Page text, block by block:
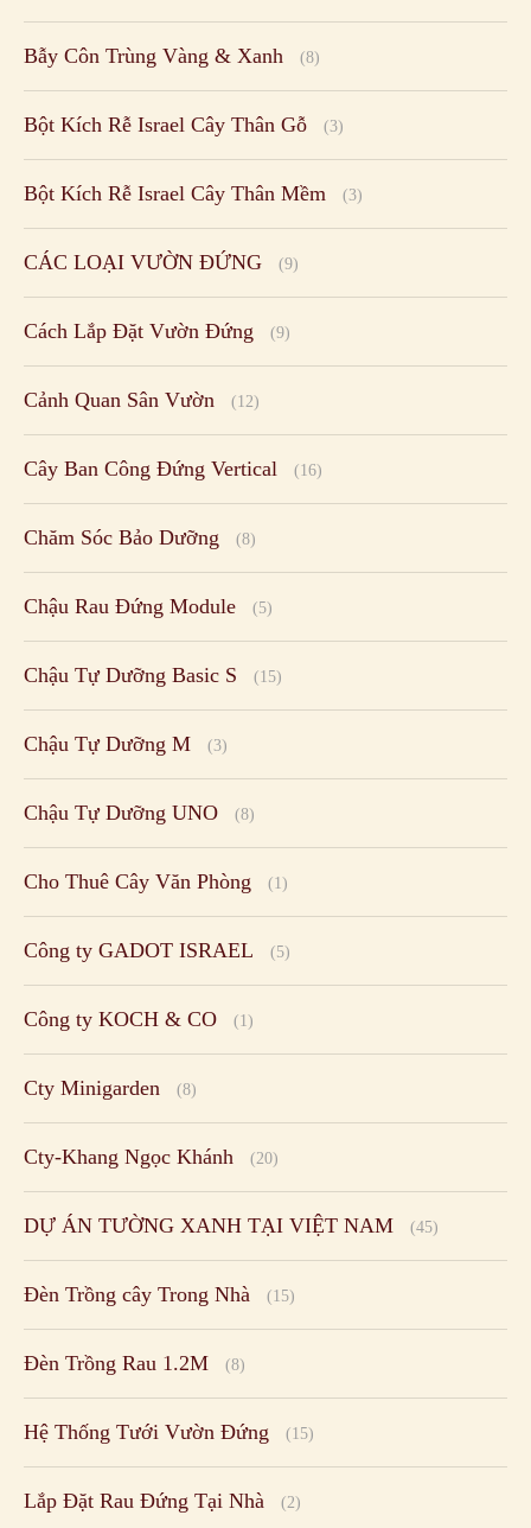
Bẫy Côn Trùng Vàng & Xanh (8)
Bột Kích Rễ Israel Cây Thân Gỗ (3)
Bột Kích Rễ Israel Cây Thân Mềm (3)
CÁC LOẠI VƯỜN ĐỨNG (9)
Cách Lắp Đặt Vườn Đứng (9)
Cảnh Quan Sân Vườn (12)
Cây Ban Công Đứng Vertical (16)
Chăm Sóc Bảo Dưỡng (8)
Chậu Rau Đứng Module (5)
Chậu Tự Dưỡng Basic S (15)
Chậu Tự Dưỡng M (3)
Chậu Tự Dưỡng UNO (8)
Cho Thuê Cây Văn Phòng (1)
Công ty GADOT ISRAEL (5)
Công ty KOCH & CO (1)
Cty Minigarden (8)
Cty-Khang Ngọc Khánh (20)
DỰ ÁN TƯỜNG XANH TẠI VIỆT NAM (45)
Đèn Trồng cây Trong Nhà (15)
Đèn Trồng Rau 1.2M (8)
Hệ Thống Tưới Vườn Đứng (15)
Lắp Đặt Rau Đứng Tại Nhà (2)